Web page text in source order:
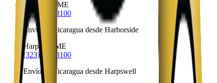
Harborside ME
(323) 953-8100
Envíos a Nicaragua desde Harborside
Harpswell
ME
(323) 953-8100
Envíos a Nicaragua desde Harpswell